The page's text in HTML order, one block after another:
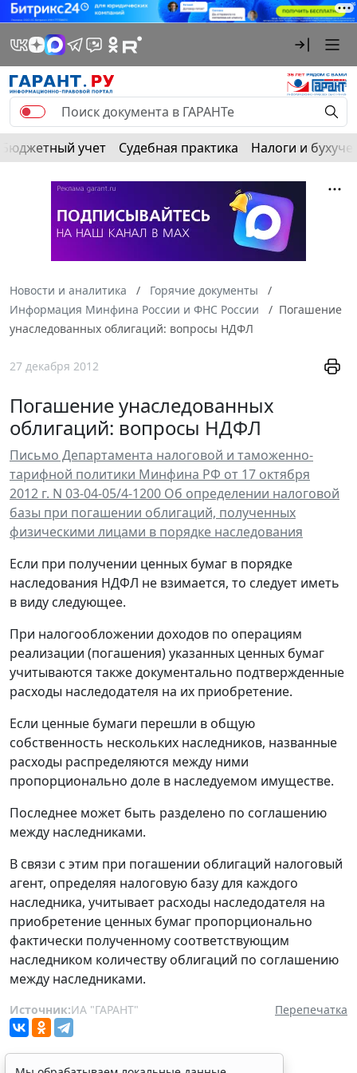
Бюджетный учет Судебная практика Налоги и
Новости и аналитика
Горячие документы
Информация Минфина России и ФНС России
Погашение
унаследованных облигаций: вопросы НДФЛ
27 декабря 2012
Погашение унаследованных
облигаций: вопросы НДФЛ
Письмо Департамента налоговой и таможенно-
тарифной политики Минфина РФ от 17 октября
2012 г. N 03-04-05/4-1200 Об определении налоговой
базы при погашении облигаций, полученных
физическими лицами в порядке наследования
Если при получении ценных бумаг в порядке
наследования НДФЛ не взимается, то следует иметь
в виду следующее.
При налогообложении доходов по операциям
реализации (погашения) указанных ценных бумаг
учитываются также документально подтвержденные
расходы наследодателя на их приобретение.
Если ценные бумаги перешли в общую
собственность нескольких наследников, названные
расходы распределяются между ними
пропорционально доле в наследуемом имуществе.
Последнее может быть разделено по соглашению
между наследниками.
В связи с этим при погашении облигаций налоговый
агент, определяя налоговую базу для каждого
наследника, учитывает расходы наследодателя на
приобретение ценных бумаг пропорционально
фактически полученному соответствующим
наследником количеству облигаций по соглашению
между наследниками.
Источник:ИА "ГАРАНТ" Перепечатка